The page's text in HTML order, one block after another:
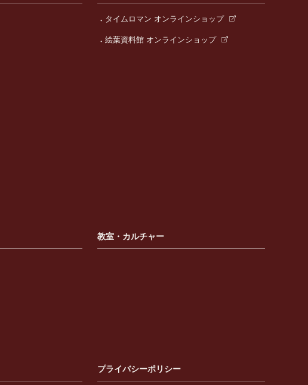
タイムロマン オンラインショップ
絵葉資料館 オンラインショップ
教室・カルチャー
プライバシーポリシー